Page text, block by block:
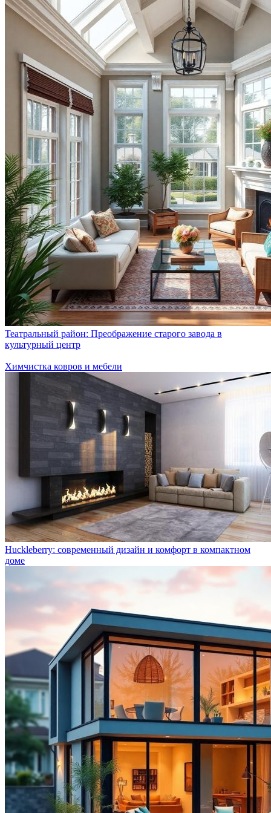
Театральный район: Преображение старого завода в
культурный центр
Химчистка ковров и мебели
Huckleberry: современный дизайн и комфорт в компактном
доме